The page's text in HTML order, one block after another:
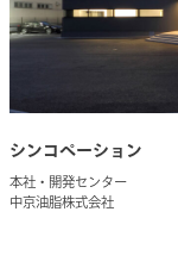
シンコペーション
本社・開発センター
中京油脂株式会社